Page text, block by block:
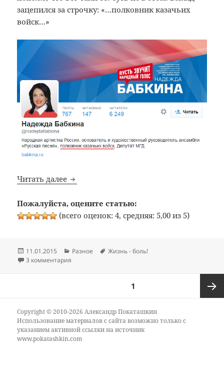
зацепился за строчку: «…полковник казачьих
войск…»
Читать далее Надежда Бабкина — полковник
Пожалуйста, оцените статью:
(всего оценок: 4, средняя: 5,00 из 5)
Опубликовано
11.01.2015 Рубрики
Разное Метки
Жизнь - боль!
3 комментария
1
Copyright © 2010-2026 Александр Покаташкин
Использование материалов с сайта возможно только с
указанием активной ссылки на источник
www.pokatashkin.com